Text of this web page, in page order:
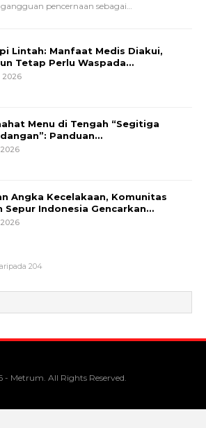
pencernaan sebagai…
Lintah: Manfaat Medis Diakui,
Tetap Perlu Waspada…
2026
Menu di Tengah “Segitiga
Panduan…
Angka Kecelakaan, Komunitas
Sepur Indonesia Gencarkan…
204
- Metrum. All Rights Reserved.